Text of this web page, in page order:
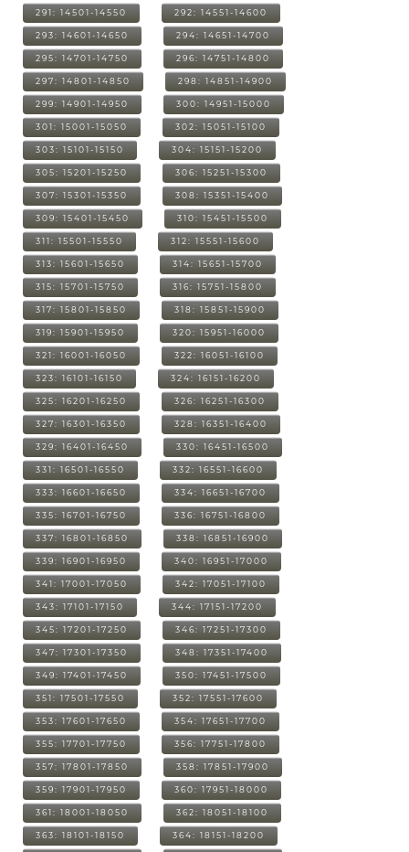
291: 14501-14550 292: 14551-14600
293: 14601-14650 294: 14651-14700
295: 14701-14750 296: 14751-14800
297: 14801-14850 298: 14851-14900
299: 14901-14950 300: 14951-15000
301: 15001-15050 302: 15051-15100
303: 15101-15150 304: 15151-15200
305: 15201-15250 306: 15251-15300
307: 15301-15350 308: 15351-15400
309: 15401-15450 310: 15451-15500
311: 15501-15550 312: 15551-15600
313: 15601-15650 314: 15651-15700
315: 15701-15750 316: 15751-15800
317: 15801-15850 318: 15851-15900
319: 15901-15950 320: 15951-16000
321: 16001-16050 322: 16051-16100
323: 16101-16150 324: 16151-16200
325: 16201-16250 326: 16251-16300
327: 16301-16350 328: 16351-16400
329: 16401-16450 330: 16451-16500
331: 16501-16550 332: 16551-16600
333: 16601-16650 334: 16651-16700
335: 16701-16750 336: 16751-16800
337: 16801-16850 338: 16851-16900
339: 16901-16950 340: 16951-17000
341: 17001-17050 342: 17051-17100
343: 17101-17150 344: 17151-17200
345: 17201-17250 346: 17251-17300
347: 17301-17350 348: 17351-17400
349: 17401-17450 350: 17451-17500
351: 17501-17550 352: 17551-17600
353: 17601-17650 354: 17651-17700
355: 17701-17750 356: 17751-17800
357: 17801-17850 358: 17851-17900
359: 17901-17950 360: 17951-18000
361: 18001-18050 362: 18051-18100
363: 18101-18150 364: 18151-18200